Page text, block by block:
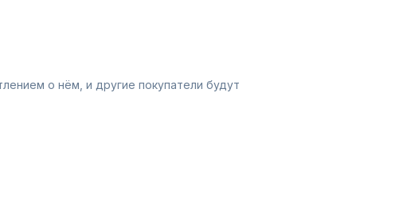
о нём, и другие покупатели будут